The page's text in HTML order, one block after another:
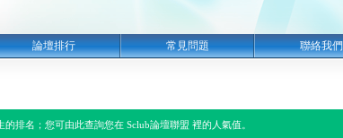
論壇排行 常見問題 聯絡我們
排名；您可由此查詢您在 Sclub論壇聯盟 裡的人氣值。